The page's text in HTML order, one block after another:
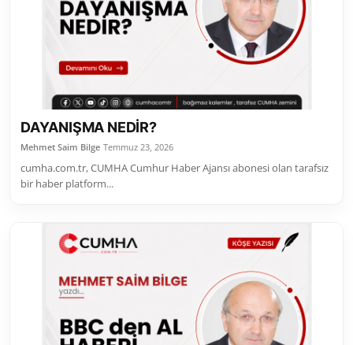
DAYANIŞMA NEDİR?
Mehmet Saim Bilge Temmuz 23, 2026
cumha.com.tr, CUMHA Cumhur Haber Ajansı abonesi olan tarafsız
bir haber platform...